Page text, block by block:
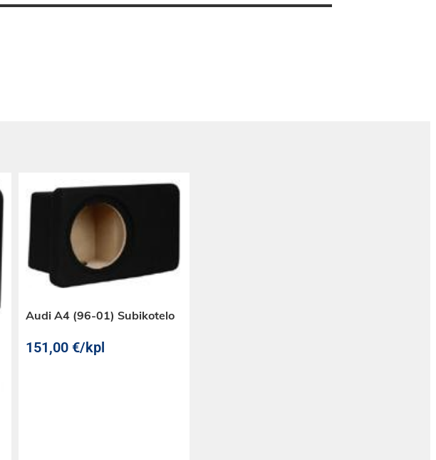
Audi A4 (96-01) Subikotelo
151,00 €/kpl